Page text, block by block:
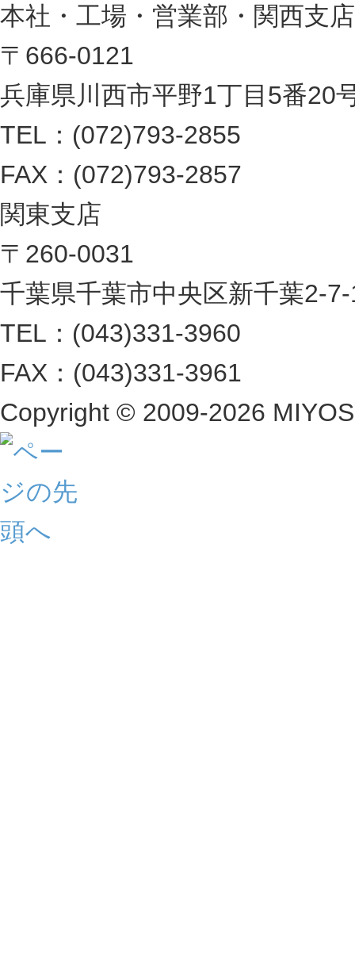
本社・工場・営業部・関西支店
〒666-0121
兵庫県川西市平野1丁目5番20
TEL：(072)793-2855
FAX：(072)793-2857
関東支店
〒260-0031
千葉県千葉市中央区新千葉2-
TEL：(043)331-3960
FAX：(043)331-3961
Copyright © 2009-2026